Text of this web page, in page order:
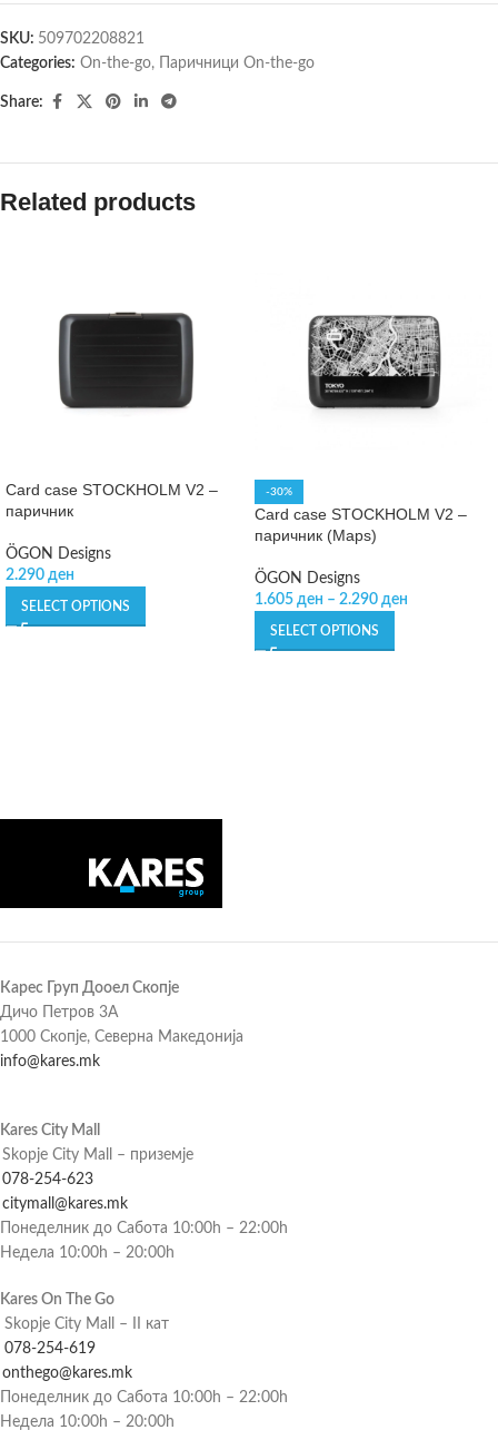
SKU: 509702208821
Categories: On-the-go, Паричници On-the-go
Share:
Related products
Card case STOCKHOLM V2 –
паричник
ÖGON Designs
2.290 ден
SELECT OPTIONS
-30%
Card case STOCKHOLM V2 –
паричник (Maps)
ÖGON Designs
1.605 ден – 2.290 ден
SELECT OPTIONS
Карес Груп Дооел Скопје
Дичо Петров 3А
1000 Скопје, Северна Македонија
info@kares.mk
Kares City Mall
Skopje City Mall – приземје
078-254-623
citymall@kares.mk
Понеделник до Сабота 10:00h – 22:00h
Недела 10:00h – 20:00h
Kares On The Go
Skopje City Mall – II кат
078-254-619
onthego@kares.mk
Понеделник до Сабота 10:00h – 22:00h
Недела 10:00h – 20:00h